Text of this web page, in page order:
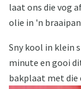
laat ons die vog
olie in 'n
Sny kool in klein
minute en gooi
bakplaat met die